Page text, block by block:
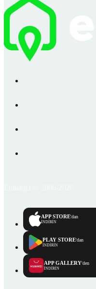
APP STORE'dan
İNDİRİN
PLAY STORE'dan
İNDİRİN
APP GALLERY'den
İNDİRİN